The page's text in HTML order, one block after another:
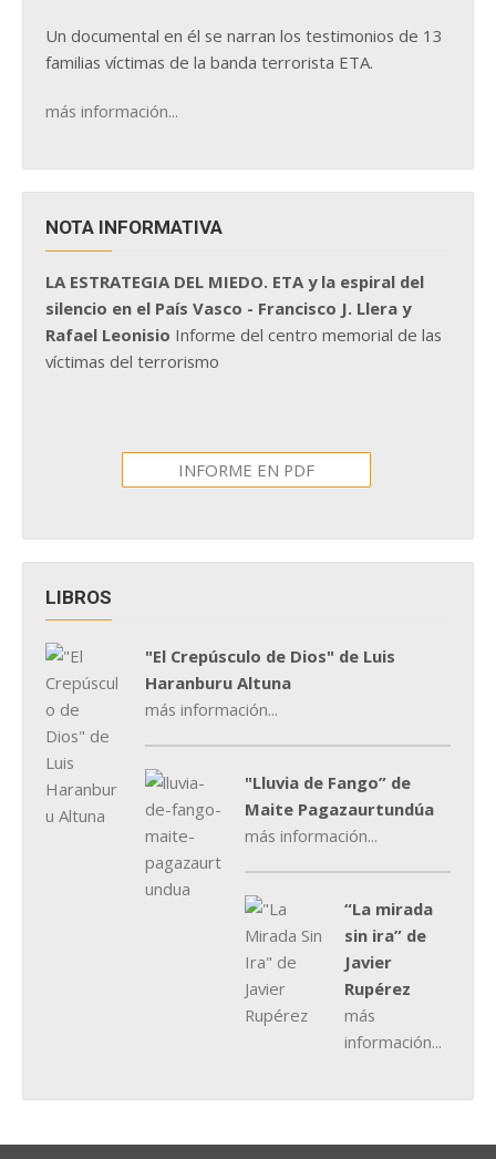
Un documental en él se narran los testimonios de 13
familias víctimas de la banda terrorista ETA.
más información...
NOTA INFORMATIVA
LA ESTRATEGIA DEL MIEDO. ETA y la espiral del
silencio en el País Vasco - Francisco J. Llera y
Rafael Leonisio Informe del centro memorial de las
víctimas del terrorismo
INFORME EN PDF
LIBROS
"El Crepúsculo de Dios" de Luis
Haranburu Altuna
más información...
"Lluvia de Fango” de
Maite Pagazaurtundúa
más información...
“La mirada
sin ira” de
Javier
Rupérez
más
información...